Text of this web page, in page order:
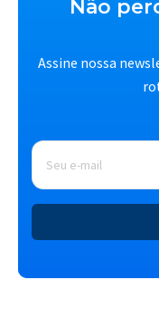
Não
Assine nossa
E-
mail *